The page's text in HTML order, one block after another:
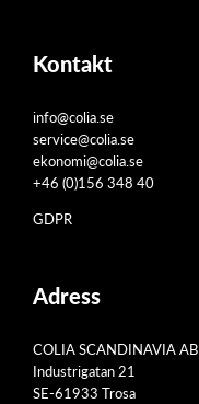
Kontakt
info@colia.se
service@colia.se
ekonomi@colia.se
+46 (0)156 348 40
GDPR
Adress
COLIA SCANDINAVIA AB
Industrigatan 21
SE-61933 Trosa